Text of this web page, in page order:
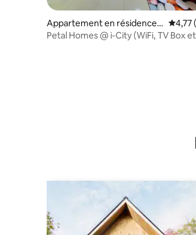
Appartement en résidence ⋅
Shah Alam
4,77
Petal Homes @ i-City (WiFi, TV Box et